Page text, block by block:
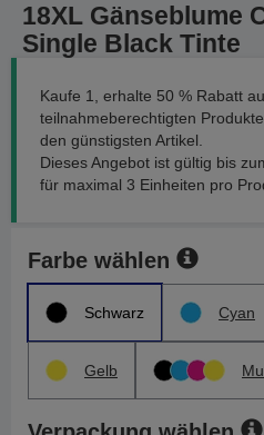
18XL Gänseblume
Single Black Tinte
Kaufe 1, erhalte 50 % Rabatt
teilnahmeberechtigten
den günstigsten Artikel.
Dieses Angebot ist gültig bis
für maximal 3 Einheiten pro
Farbe wählen
Schwarz Cyan
Gelb